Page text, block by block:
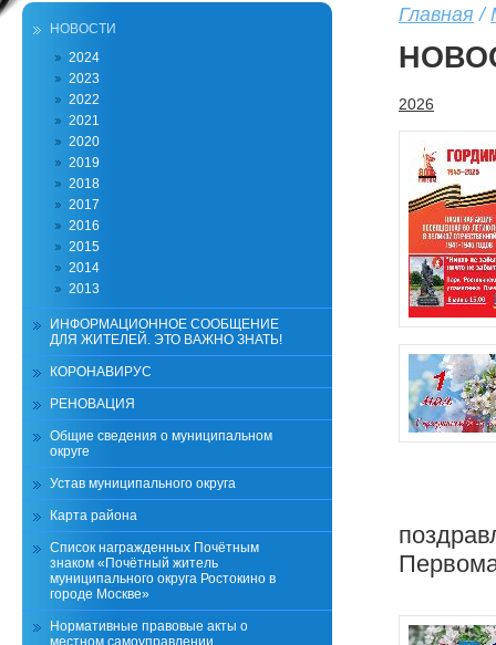
Главная /
2026
НОВОСТИ
2024
2023
2022
2021
2020
2019
2018
2017
2016
2015
2014
2013
ИНФОРМАЦИОННОЕ СООБЩЕНИЕ
ДЛЯ ЖИТЕЛЕЙ. ЭТО ВАЖНО ЗНАТЬ!
КОРОНАВИРУС
РЕНОВАЦИЯ
Общие сведения о муниципальном
округе
Устав муниципального округа
Карта района
Список награжденных Почётным
знаком «Почётный житель
муниципального округа Ростокино в
городе Москве»
Нормативные правовые акты о
местном самоуправлении